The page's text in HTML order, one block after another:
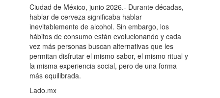
Ciudad de México, junio 2026.- Durante décadas,
hablar de cerveza significaba hablar
inevitablemente de alcohol. Sin embargo, los
hábitos de consumo están evolucionando y cada
vez más personas buscan alternativas que les
permitan disfrutar el mismo sabor, el mismo ritual y
la misma experiencia social, pero de una forma
más equilibrada.
Lado.mx